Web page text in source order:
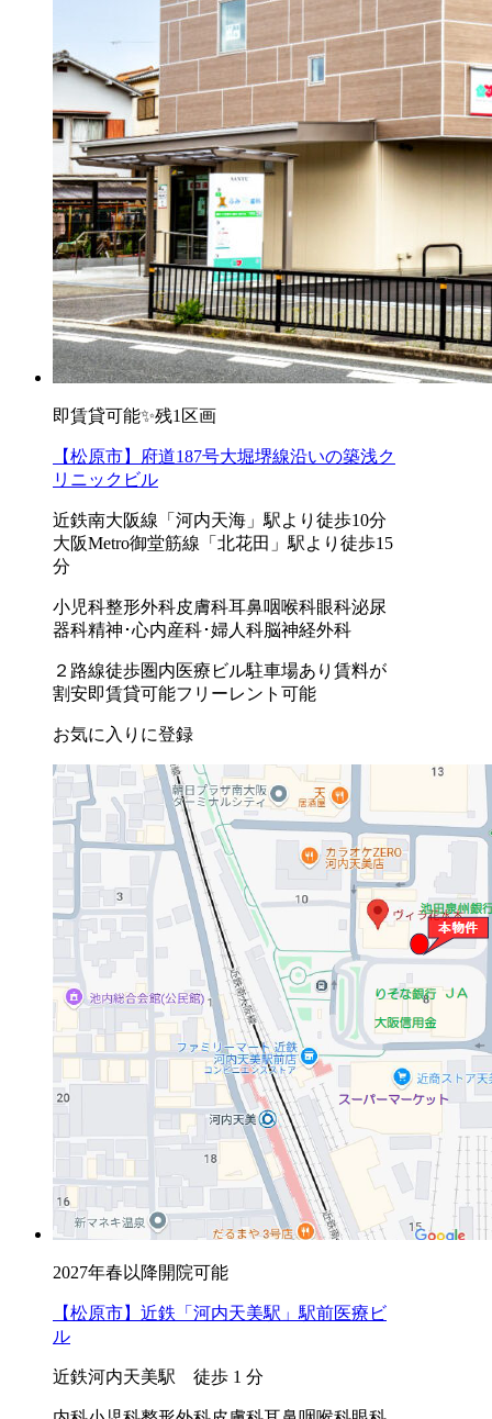
即賃貸可能✨残1区画
【松原市】府道187号大堀堺線沿いの築浅ク
リニックビル
近鉄南大阪線「河内天海」駅より徒歩10分
大阪Metro御堂筋線「北花田」駅より徒歩15
分
小児科整形外科皮膚科耳鼻咽喉科眼科泌尿
器科精神･心内産科･婦人科脳神経外科
２路線徒歩圏内医療ビル駐車場あり 賃料が
割安即賃貸可能フリーレント可能
お気に入りに登録
2027年春以降開院可能
【松原市】近鉄「河内天美駅」駅前医療ビ
ル
近鉄河内天美駅 徒歩 1 分